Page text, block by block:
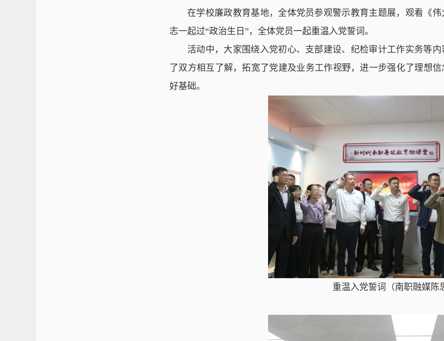
在学校廉政教育基地，全体党员参观警示教育主题展，观看《
志一起过“政治生日”，全体党员一起重温入党誓词。
活动中，大家围绕入党初心、支部建设、纪检审计工作实务等
了双方相互了解，拓宽了党建及业务工作视野，进一步强化了理想
好基础。
重温入党誓词（南职融媒陈